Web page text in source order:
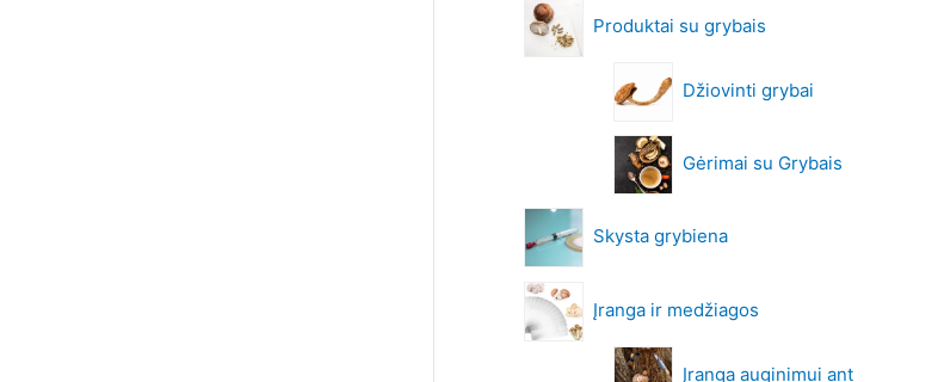
Produktai su grybais
Džiovinti grybai
Gėrimai su Grybais
Skysta grybiena
Įranga ir medžiagos
Įranga auginimui ant